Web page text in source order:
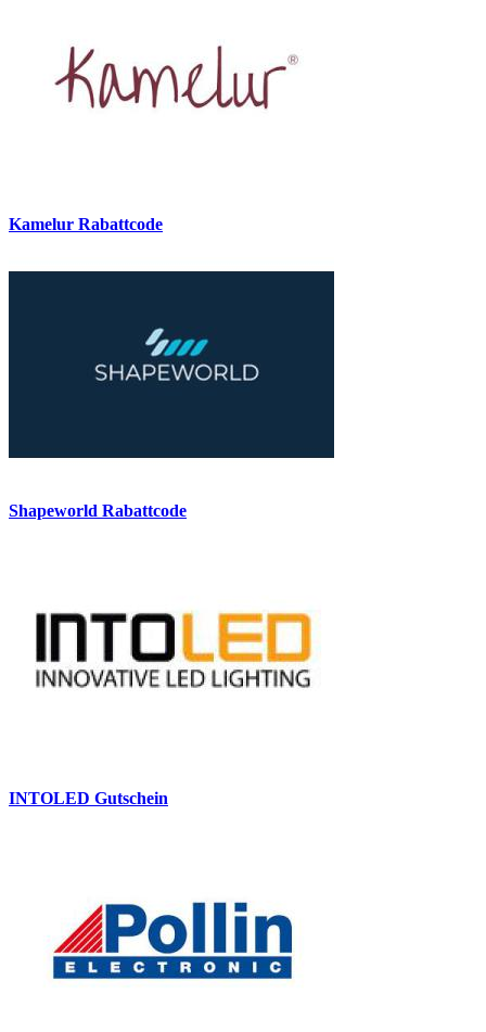
Kamelur Rabattcode
Shapeworld Rabattcode
INTOLED Gutschein